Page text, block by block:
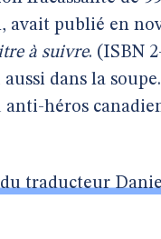
publié en
à suivre. (ISBN
dans la
héros
du traducteur